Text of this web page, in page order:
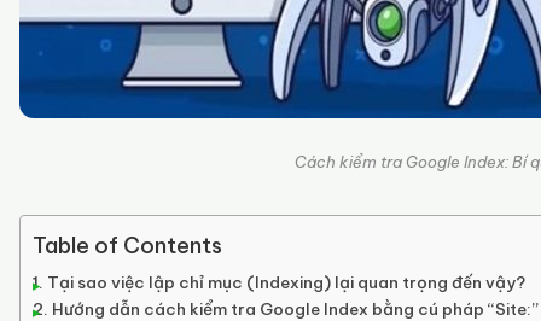
Cách kiểm tra Google Index: Bí
Table of Contents
Tại sao việc lập chỉ mục (Indexing) lại quan trọng đến vậy?
Hướng dẫn cách kiểm tra Google Index bằng cú pháp